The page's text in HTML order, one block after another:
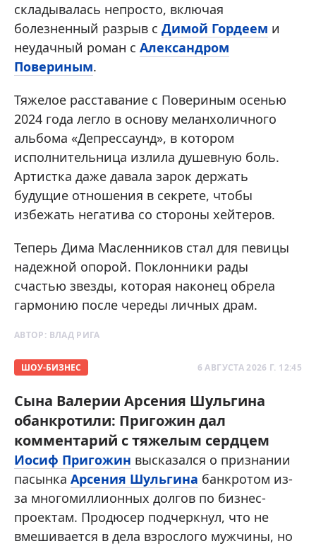
складывалась непросто, включая
болезненный разрыв с Димой Гордеем и
неудачный роман с Александром
Повериным.
Тяжелое расставание с Повериным осенью
2024 года легло в основу меланхоличного
альбома «Депрессаунд», в котором
исполнительница излила душевную боль.
Артистка даже давала зарок держать
будущие отношения в секрете, чтобы
избежать негатива со стороны хейтеров.
Теперь Дима Масленников стал для певицы
надежной опорой. Поклонники рады
счастью звезды, которая наконец обрела
гармонию после череды личных драм.
АВТОР: ВЛАД РИГА
ШОУ-БИЗНЕС 6 АВГУСТА 2026 Г. 12:45
Сына Валерии Арсения Шульгина
обанкротили: Пригожин дал
комментарий с тяжелым сердцем
Иосиф Пригожин высказался о признании
пасынка Арсения Шульгина банкротом из-
за многомиллионных долгов по бизнес-
проектам. Продюсер подчеркнул, что не
вмешивается в дела взрослого мужчины, но